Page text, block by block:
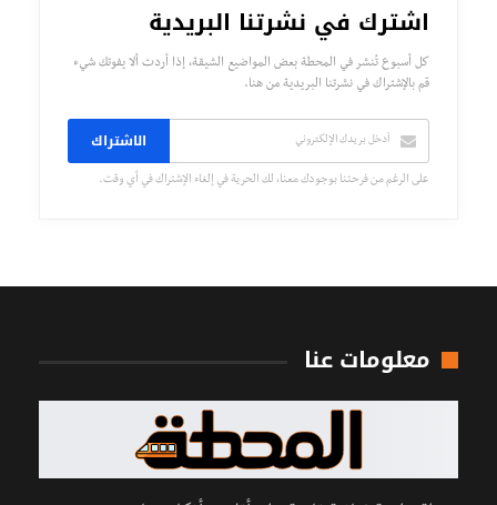
اشترك في نشرتنا البريدية
كل أسبوع تُنشر في المحطة بعض المواضيع الشيقة، إذا أردت ألا يفوتك شيء
قم بالإشتراك في نشرتنا البريدية من هنا.
الاشتراك
على الرغم من فرحتنا بوجودك معنا، لك الحرية في إلغاء الإشتراك في أي وقت.
معلومات عنا